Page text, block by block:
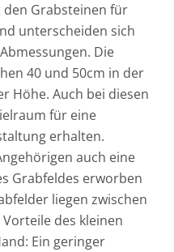
Grabsteinen für
unterscheiden sich
Die
40 und 50cm in der
Höhe. Auch bei diesen
für eine
erhalten.
auch eine
Grabfeldes erworben
liegen zwischen
Vorteile des kleinen
Ein geringer